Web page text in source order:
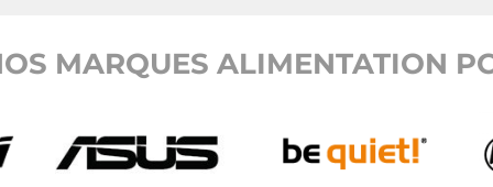
MARQUES ALIMENTATION